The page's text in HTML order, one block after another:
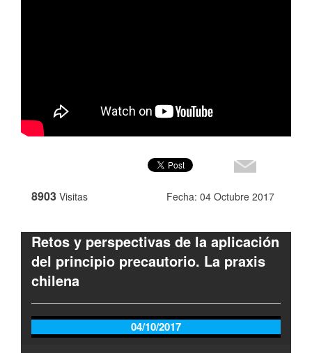
8903 Visitas Fecha: 04 Octubre 2017
Retos y perspectivas de la aplicación
del principio precautorio. La praxis
chilena
04/10/2017